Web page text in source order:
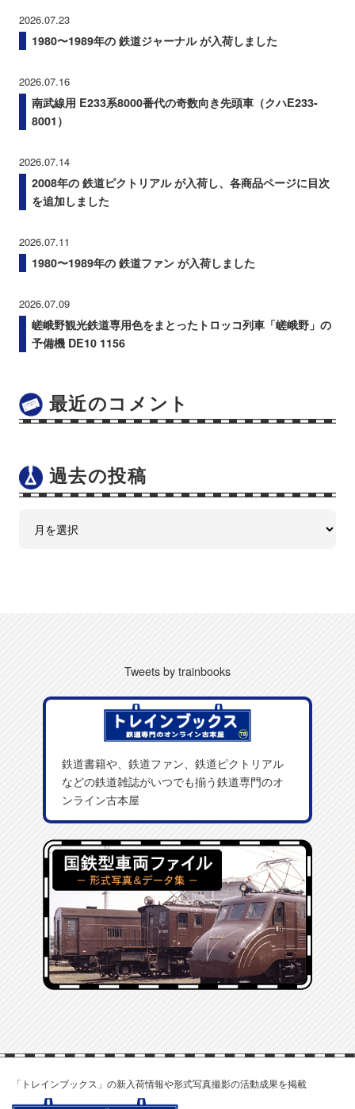
2026.07.23
1980〜1989年の 鉄道ジャーナル が入荷しました
2026.07.16
南武線用 E233系8000番代の奇数向き先頭車（クハE233-
8001）
2026.07.14
2008年の 鉄道ピクトリアル が入荷し、各商品ページに目次
を追加しました
2026.07.11
1980〜1989年の 鉄道ファン が入荷しました
2026.07.09
嵯峨野観光鉄道専用色をまとったトロッコ列車「嵯峨野」の
予備機 DE10 1156
最近のコメント
過去の投稿
Tweets by trainbooks
鉄道書籍や、鉄道ファン、鉄道ピクトリアル
などの鉄道雑誌がいつでも揃う鉄道専門のオ
ンライン古本屋
「トレインブックス」の新入荷情報や形式写真撮影の活動成果を掲載